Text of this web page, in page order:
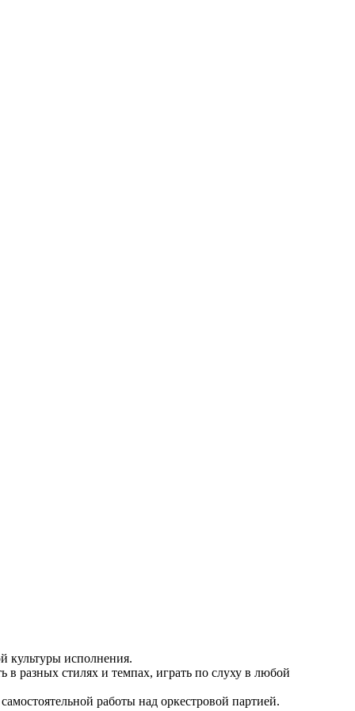
культуры исполнения.
в разных стилях и темпах, играть по слуху в любой
работы над оркестровой партией.